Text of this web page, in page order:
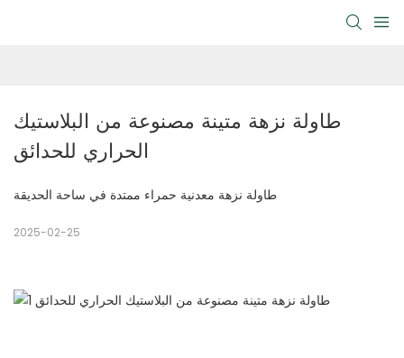
طاولة نزهة متينة مصنوعة من البلاستيك
الحراري للحدائق
طاولة نزهة معدنية حمراء ممتدة في ساحة الحديقة
2025-02-25